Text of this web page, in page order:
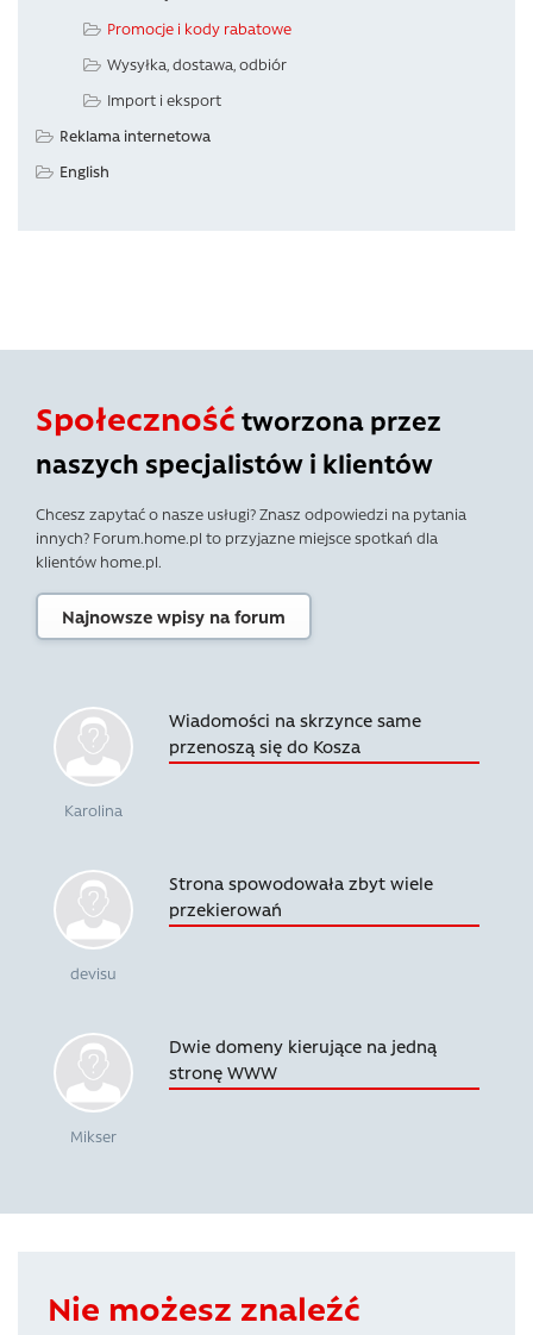
Promocje i kody rabatowe
Wysyłka, dostawa, odbiór
Import i eksport
Reklama internetowa
English
Społeczność tworzona przez
naszych specjalistów i klientów
Chcesz zapytać o nasze usługi? Znasz odpowiedzi na pytania
innych? Forum.home.pl to przyjazne miejsce spotkań dla
klientów home.pl.
Najnowsze wpisy na forum
Karolina
Wiadomości na skrzynce same
przenoszą się do Kosza
devisu
Strona spowodowała zbyt wiele
przekierowań
Mikser
Dwie domeny kierujące na jedną
stronę WWW
Nie możesz znaleźć